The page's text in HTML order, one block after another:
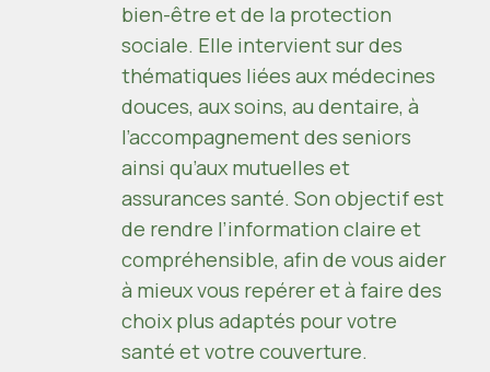
bien-être et de la protection
sociale. Elle intervient sur des
thématiques liées aux médecines
douces, aux soins, au dentaire, à
l’accompagnement des seniors
ainsi qu’aux mutuelles et
assurances santé. Son objectif est
de rendre l’information claire et
compréhensible, afin de vous aider
à mieux vous repérer et à faire des
choix plus adaptés pour votre
santé et votre couverture.